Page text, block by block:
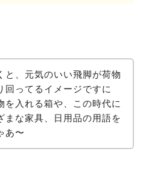
と、元気のいい飛脚が荷物
回ってるイメージですに
を入れる箱や、この時代に
まな家具、日用品の用語を
あ〜